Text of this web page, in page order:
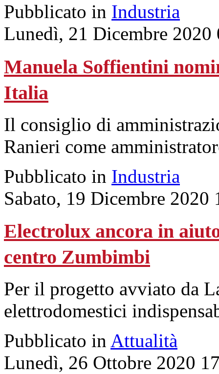
Pubblicato in Industria
Lunedì, 21 Dicembre 2020
Manuela Soffientini
Italia
Il consiglio di
Ranieri come
Pubblicato in Industria
Sabato, 19 Dicembre 2020
Electrolux ancora in
centro Zumbimbi
Per il progetto avviato da
elettrodomestici
Pubblicato in Attualità
Lunedì, 26 Ottobre 2020